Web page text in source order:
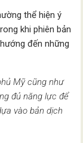
thể hiện ý
khi phiên bản
đến những
Mỹ cũng như
đủ năng lực để
vào bản dịch